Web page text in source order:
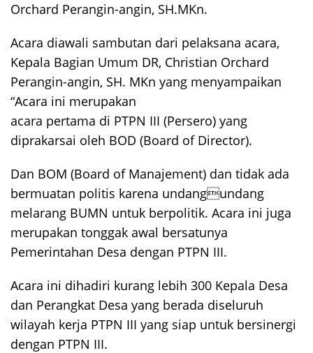
Orchard Perangin-angin, SH.MKn.
Acara diawali sambutan dari pelaksana acara,
Kepala Bagian Umum DR, Christian Orchard
Perangin-angin, SH. MKn yang menyampaikan
“Acara ini merupakan
acara pertama di PTPN III (Persero) yang
diprakarsai oleh BOD (Board of Director).
Dan BOM (Board of Manajement) dan tidak ada
bermuatan politis karena undangundang
melarang BUMN untuk berpolitik. Acara ini juga
merupakan tonggak awal bersatunya
Pemerintahan Desa dengan PTPN III.
Acara ini dihadiri kurang lebih 300 Kepala Desa
dan Perangkat Desa yang berada diseluruh
wilayah kerja PTPN III yang siap untuk bersinergi
dengan PTPN III.